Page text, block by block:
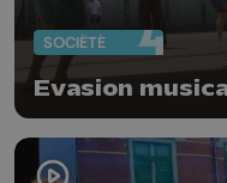
SOCIÉTÉ
Evasion